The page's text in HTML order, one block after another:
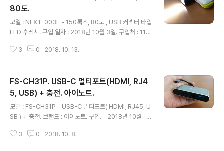
80도.
모델 : NEXT-003F - 150룩스, 80도 , USB 커넥터 타입
LED 후레시. 구입.일자 : 2018년 10월 3일. 구입처 : 11번
라이트 50룩스 대비 3배 밝기)- 조명각 : 80도.(넓은편
사용가능.- 수명 : 3만 시간. (연속 3년 6개월 정도) 패키
지. 제품 사진. 활용예.- 보조배터리에 연결예. - 자전거 장
착예. - 보조배터리( OH-HO PW01) 에 연결해본것. ///1
3 0 2018. 10. 13.
FS-CH31P. USB-C 멀티포트(HDMI, RJ4
5, USB) + 충전. 아이노트.
모델 : FS-CH31P - USB-C 멀티포트( HDMI, RJ45, U
SB ) + 충전. 브랜드 : 아이노트. 구입. - 2018년 10월 -
얼. 커넥션 부, 사이즈. - 왼쪽부터 외부 전원 공급용 USB-
3 0 2018. 10. 8.